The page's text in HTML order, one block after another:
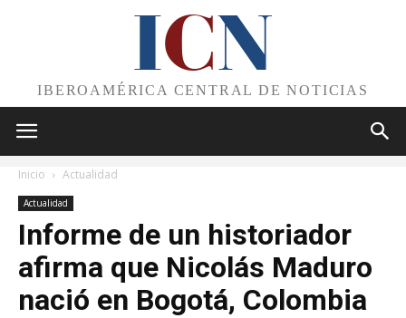
ICN
IBEROAMÉRICA CENTRAL DE NOTICIAS
Inicio Actualidad
Actualidad
Informe de un historiador
afirma que Nicolás Maduro
nació en Bogotá, Colombia